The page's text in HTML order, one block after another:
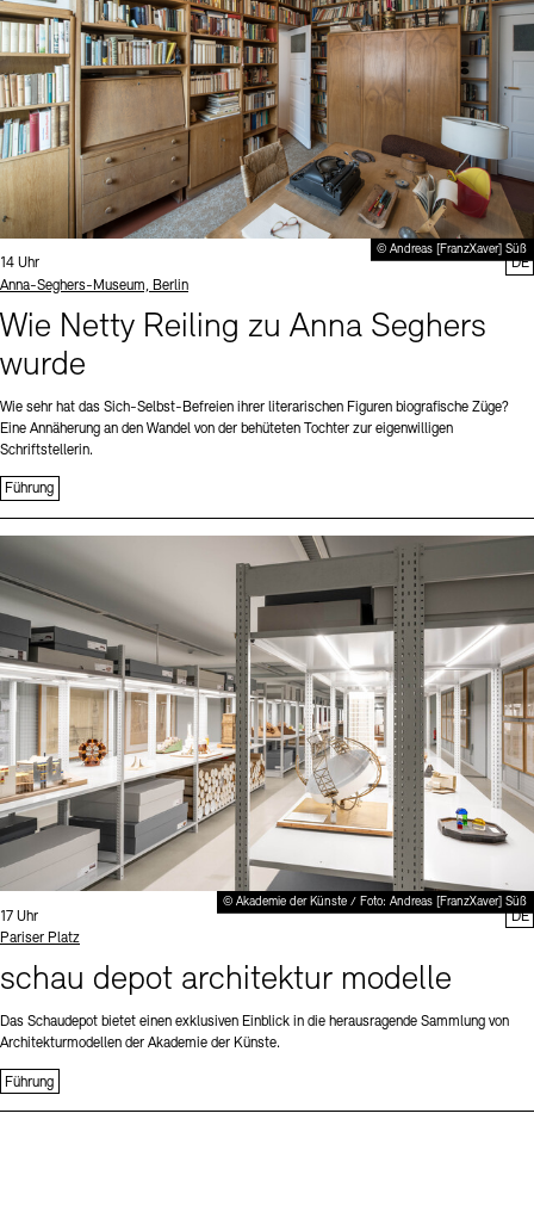
© Andreas [FranzXaver] Süß
Uhrzeit:
14 Uhr
Standort
Anna-Seghers-Museum, Berlin
Wie Netty Reiling zu Anna Seghers
wurde
Wie sehr hat das Sich-Selbst-Befreien ihrer literarischen Figuren biografische Züge?
Eine Annäherung an den Wandel von der behüteten Tochter zur eigenwilligen
Schriftstellerin.
Führung
DE
© Akademie der Künste / Foto: Andreas [FranzXaver] Süß
Uhrzeit:
17 Uhr
Standort
Pariser Platz
schau depot architektur modelle
Das Schaudepot bietet einen exklusiven Einblick in die herausragende Sammlung von
Architekturmodellen der Akademie der Künste.
Führung
DE